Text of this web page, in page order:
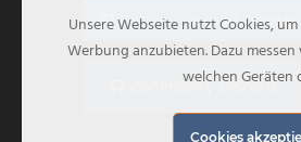
Besucht uns auf Twitter
Community Discord
Unsere Webseite nutzt Cookies,
Werbung anzubieten. Dazu
welchen Geräten
Cookies